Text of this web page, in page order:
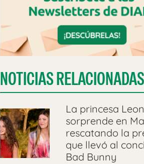
NOTICIAS RELACIONADAS
La princesa
sorprende en
rescatando la
que llevó al
Bad Bunny